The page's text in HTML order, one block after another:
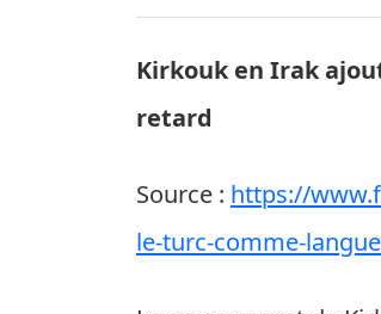
Kirkouk en Irak
retard
Source : https://
le-turc-comme-